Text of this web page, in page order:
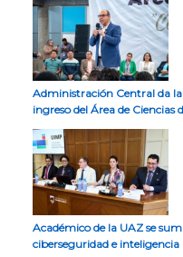
Administración Central da
ingreso del Área de Ciencias
Académico de la UAZ se
ciberseguridad e